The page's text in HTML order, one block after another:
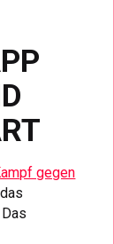
gegen